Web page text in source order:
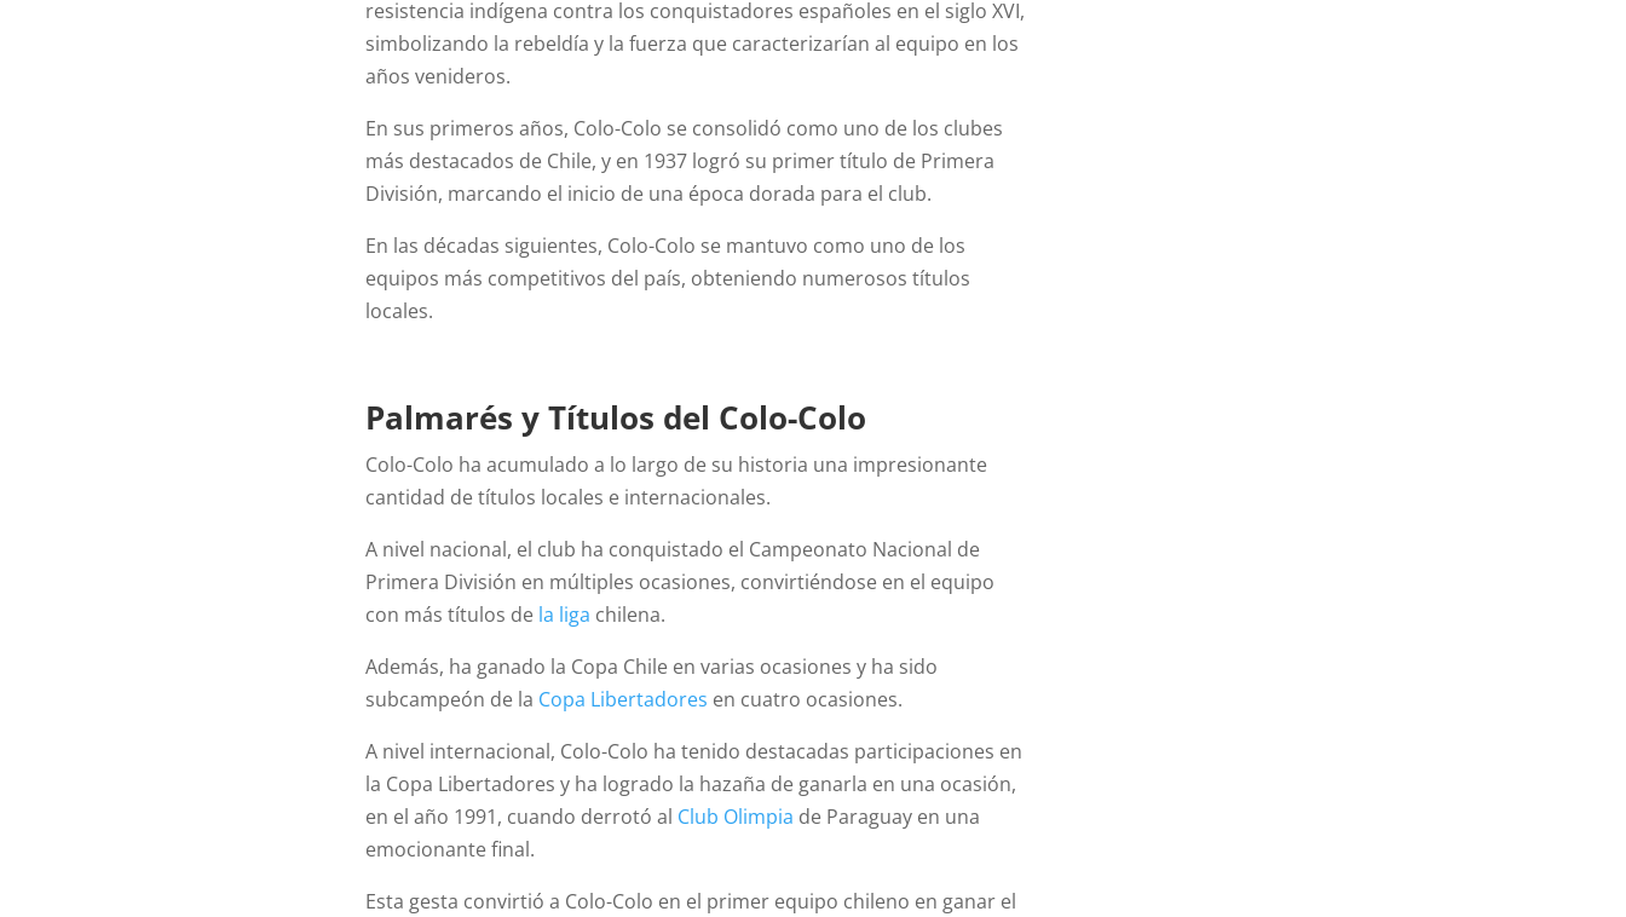
resistencia indígena contra los conquistadores españoles en el siglo XVI,
simbolizando la rebeldía y la fuerza que caracterizarían al equipo en los
años venideros.
En sus primeros años, Colo-Colo se consolidó como uno de los clubes
más destacados de Chile, y en 1937 logró su primer título de Primera
División, marcando el inicio de una época dorada para el club.
En las décadas siguientes, Colo-Colo se mantuvo como uno de los
equipos más competitivos del país, obteniendo numerosos títulos
locales.
Palmarés y Títulos del Colo-Colo
Colo-Colo ha acumulado a lo largo de su historia una impresionante
cantidad de títulos locales e internacionales.
A nivel nacional, el club ha conquistado el Campeonato Nacional de
Primera División en múltiples ocasiones, convirtiéndose en el equipo
con más títulos de la liga chilena.
Además, ha ganado la Copa Chile en varias ocasiones y ha sido
subcampeón de la Copa Libertadores en cuatro ocasiones.
A nivel internacional, Colo-Colo ha tenido destacadas participaciones en
la Copa Libertadores y ha logrado la hazaña de ganarla en una ocasión,
en el año 1991, cuando derrotó al Club Olimpia de Paraguay en una
emocionante final.
Esta gesta convirtió a Colo-Colo en el primer equipo chileno en ganar el